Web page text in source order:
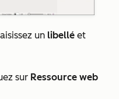
un libellé et
sur Ressource web